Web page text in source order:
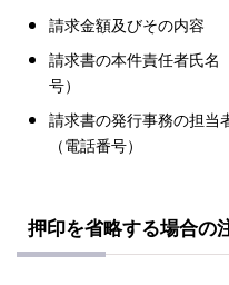
請求金額及びその内容
請求書の本件責任者氏名
号）
請求書の発行事務の担当
（電話番号）
押印を省略する場合の